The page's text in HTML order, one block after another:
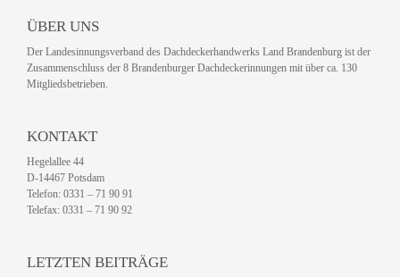
ÜBER UNS
Der Landesinnungsverband des Dachdeckerhandwerks Land Brandenburg ist der
Zusammenschluss der 8 Brandenburger Dachdeckerinnungen mit über ca. 130
Mitgliedsbetrieben.
KONTAKT
Hegelallee 44
D-14467 Potsdam
Telefon: 0331 – 71 90 91
Telefax: 0331 – 71 90 92
LETZTEN BEITRÄGE